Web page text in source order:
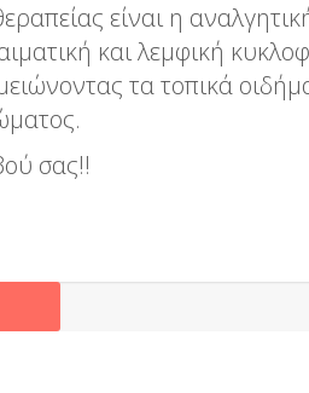
είναι η
και λεμφική
τα τοπικά
σας!!